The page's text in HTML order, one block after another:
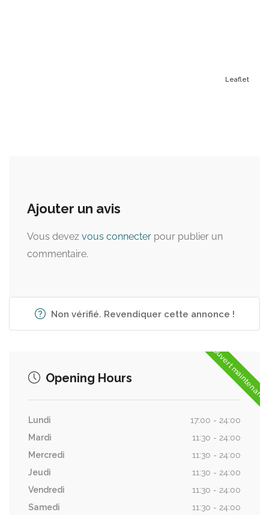
Leaflet
Ajouter un avis
Vous devez vous connecter pour publier un
commentaire.
Non vérifié. Revendiquer cette annonce !
Ouvert maintenant
Opening Hours
Lundi
17:00 - 24:00
Mardi
11:30 - 24:00
Mercredi
11:30 - 24:00
Jeudi
11:30 - 24:00
Vendredi
11:30 - 24:00
Samedi
11:30 - 24:00